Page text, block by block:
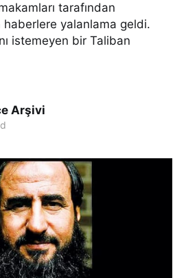
tarafından
haberlere yalanlama geldi.
istemeyen bir Taliban
Arşivi